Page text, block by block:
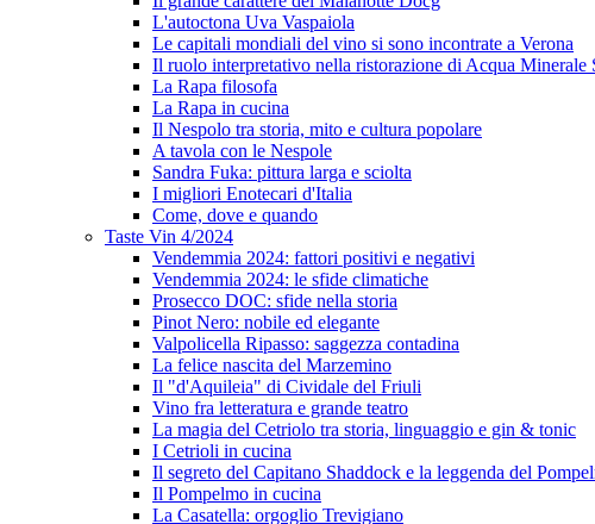
L'autoctona Uva Vaspaiola
Le capitali mondiali del vino si sono incontrate a Verona
Il ruolo interpretativo nella ristorazione di Acqua Minerale
La Rapa filosofa
La Rapa in cucina
Il Nespolo tra storia, mito e cultura popolare
A tavola con le Nespole
Sandra Fuka: pittura larga e sciolta
I migliori Enotecari d'Italia
Come, dove e quando
Taste Vin 4/2024
Vendemmia 2024: fattori positivi e negativi
Vendemmia 2024: le sfide climatiche
Prosecco DOC: sfide nella storia
Pinot Nero: nobile ed elegante
Valpolicella Ripasso: saggezza contadina
La felice nascita del Marzemino
Il "d'Aquileia" di Cividale del Friuli
Vino fra letteratura e grande teatro
La magia del Cetriolo tra storia, linguaggio e gin & tonic
I Cetrioli in cucina
Il segreto del Capitano Shaddock e la leggenda del
Il Pompelmo in cucina
La Casatella: orgoglio Trevigiano